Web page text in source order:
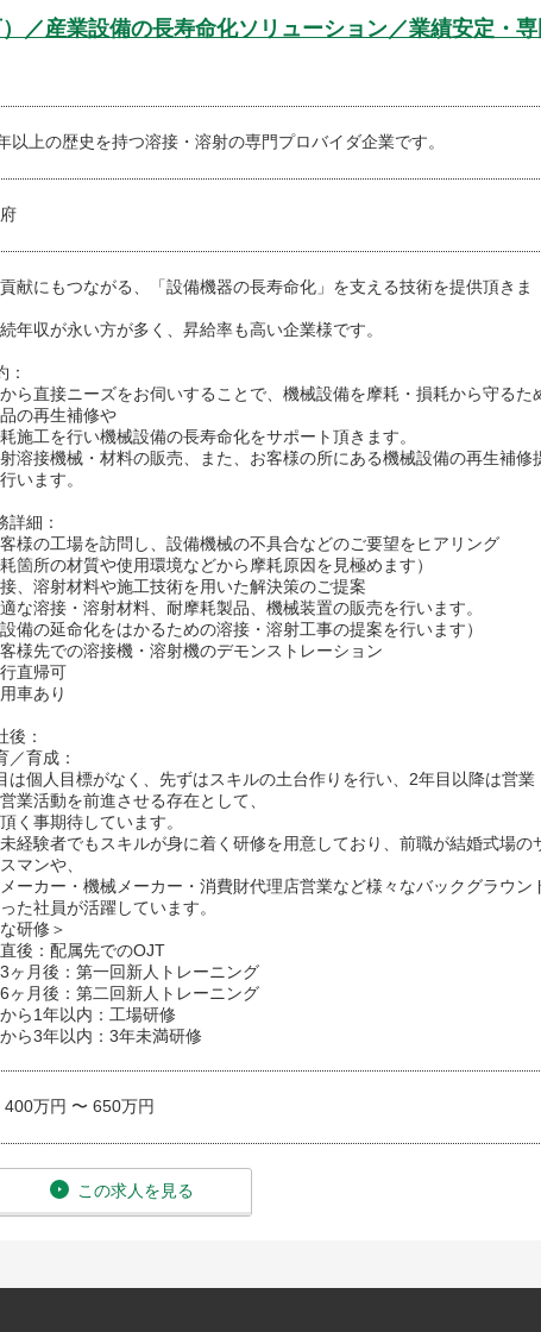
／産業設備の長寿命化ソリューション／業績安定・専
以上の歴史を持つ溶接・溶射の専門プロバイダ企業です。
献にもつながる、「設備機器の長寿命化」を支える技術を提供頂きま
年収が永い方が多く、昇給率も高い企業様です。
：
ら直接ニーズをお伺いすることで、機械設備を摩耗・損耗から守るた
の再生補修や
施工を行い機械設備の長寿命化をサポート頂きます。
溶接機械・材料の販売、また、お客様の所にある機械設備の再生補修
います。
詳細：
客様の工場を訪問し、設備機械の不具合などのご要望をヒアリング
耗箇所の材質や使用環境などから摩耗原因を見極めます）
接、溶射材料や施工技術を用いた解決策のご提案
適な溶接・溶射材料、耐摩耗製品、機械装置の販売を行います。
備の延命化をはかるための溶接・溶射工事の提案を行います）
客様先での溶接機・溶射機のデモンストレーション
直帰可
車あり
後：
／育成：
は個人目標がなく、先ずはスキルの土台作りを行い、2年目以降は営業
業活動を前進させる存在として、
く事期待しています。
経験者でもスキルが身に着く研修を用意しており、前職が結婚式場の
マンや、
ーカー・機械メーカー・消費財代理店営業など様々なバックグラウン
た社員が活躍しています。
研修＞
後：配属先でのOJT
ヶ月後：第一回新人トレーニング
ヶ月後：第二回新人トレーニング
ら1年以内：工場研修
ら3年以内：3年未満研修
400万円 〜 650万円
この求人を見る